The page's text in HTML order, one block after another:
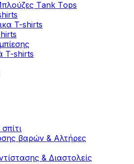
Τank Τops
T-shirts
T-shirts
βαρών & Αλτήρες
& Διαστολείς